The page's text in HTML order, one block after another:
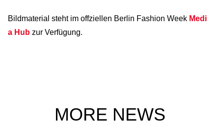
Bildmaterial steht im offziellen Berlin Fashion Week Medi
a Hub zur Verfügung.
MORE NEWS